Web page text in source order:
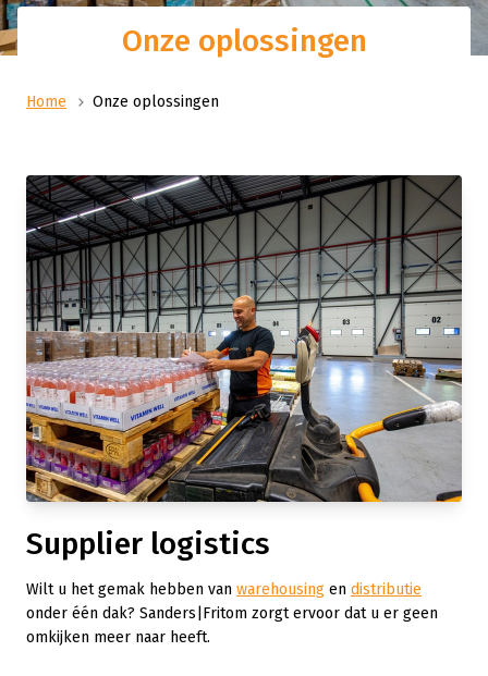
Onze oplossingen
Home Onze oplossingen
Supplier logistics
Wilt u het gemak hebben van warehousing en distributie
onder één dak? Sanders|Fritom zorgt ervoor dat u er geen
omkijken meer naar heeft.